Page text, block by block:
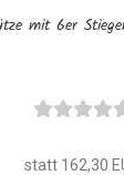
mit 6er
statt 162,30